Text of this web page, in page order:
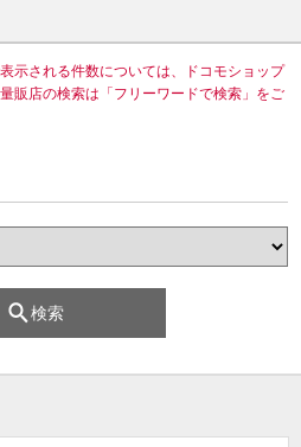
示される件数については、ドコモショップ
販店の検索は「フリーワードで検索」をご
検索